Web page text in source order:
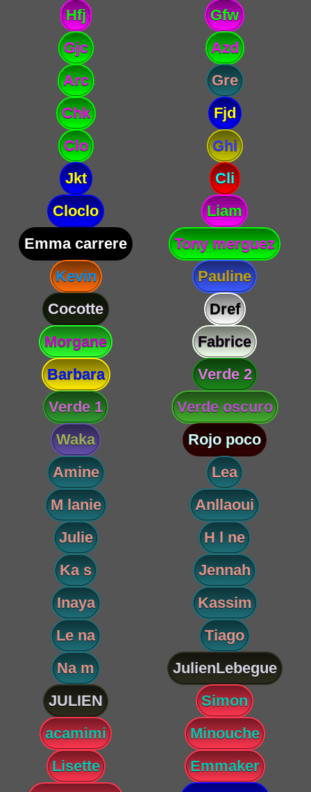
Hfj
Gfw
Gjc
Azd
Arc
Gre
Chk
Fjd
Clo
Ghi
Jkt
Cli
Cloclo
Liam
Emma carrere
Tony merguez
Kevin
Pauline
Cocotte
Dref
Morgane
Fabrice
Barbara
Verde 2
Verde 1
Verde oscuro
Waka
Rojo poco
Amine
Lea
M lanie
Anllaoui
Julie
H l ne
Ka s
Jennah
Inaya
Kassim
Le na
Tiago
Na m
JulienLebegue
JULIEN
Simon
acamimi
Minouche
Lisette
Emmaker